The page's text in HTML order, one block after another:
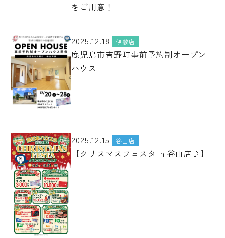
をご用意！
2025.12.18 伊敷店
鹿児島市吉野町事前予約制オープン
ハウス
2025.12.15 谷山店
【クリスマスフェスタ in 谷山店♪】